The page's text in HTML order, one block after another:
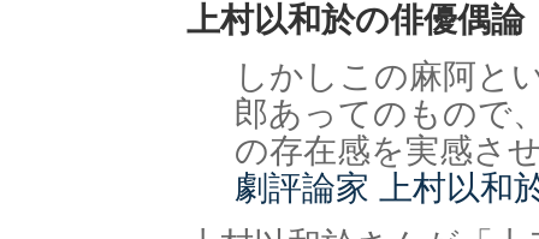
上村以和於の俳優偶
しかしこの麻阿と
郎あってのもので
の存在感を実感さ
劇評論家 上村以和